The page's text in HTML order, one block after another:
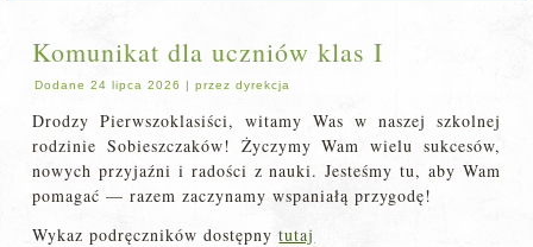
Komunikat dla uczniów klas I
Dodane 24 lipca 2026 |przez dyrekcja
Drodzy Pierwszoklasiści, witamy Was w naszej szkolnej
rodzinie Sobieszczaków! Życzymy Wam wielu sukcesów,
nowych przyjaźni i radości z nauki. Jesteśmy tu, aby Wam
pomagać — razem zaczynamy wspaniałą przygodę!
Wykaz podręczników dostępnytutaj